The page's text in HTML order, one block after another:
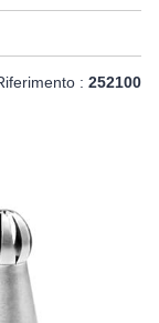
: 252100